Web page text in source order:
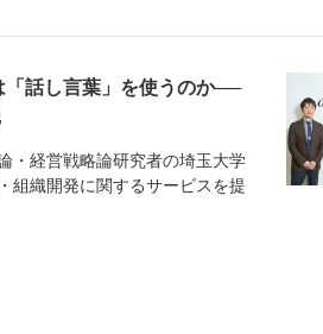
話し言葉」を使うのか──
・経営戦略論研究者の埼玉大学
組織開発に関するサービスを提